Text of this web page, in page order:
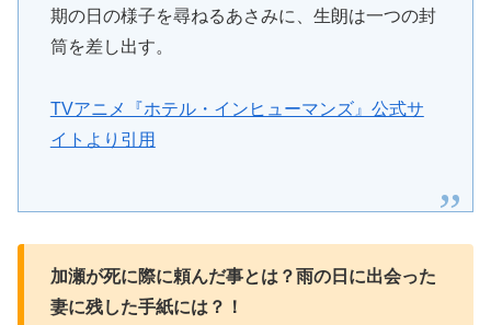
期の日の様子を尋ねるあさみに、生朗は一つの封
筒を差し出す。
TVアニメ『ホテル・インヒューマンズ』公式サ
イトより引用
加瀬が死に際に頼んだ事とは？雨の日に出会った
妻に残した手紙には？！